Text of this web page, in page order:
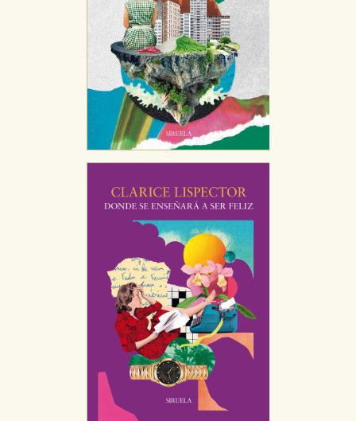
CONFIGURACIÓN DE COOKIES
HABILITAR TODO RECHAZAR TODO